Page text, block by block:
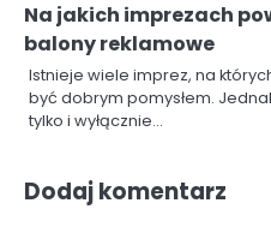
Na jakich imprezach
balony reklamowe
Istnieje wiele imprez, na
być dobrym pomysłem.
tylko i wyłącznie…
Dodaj komentarz